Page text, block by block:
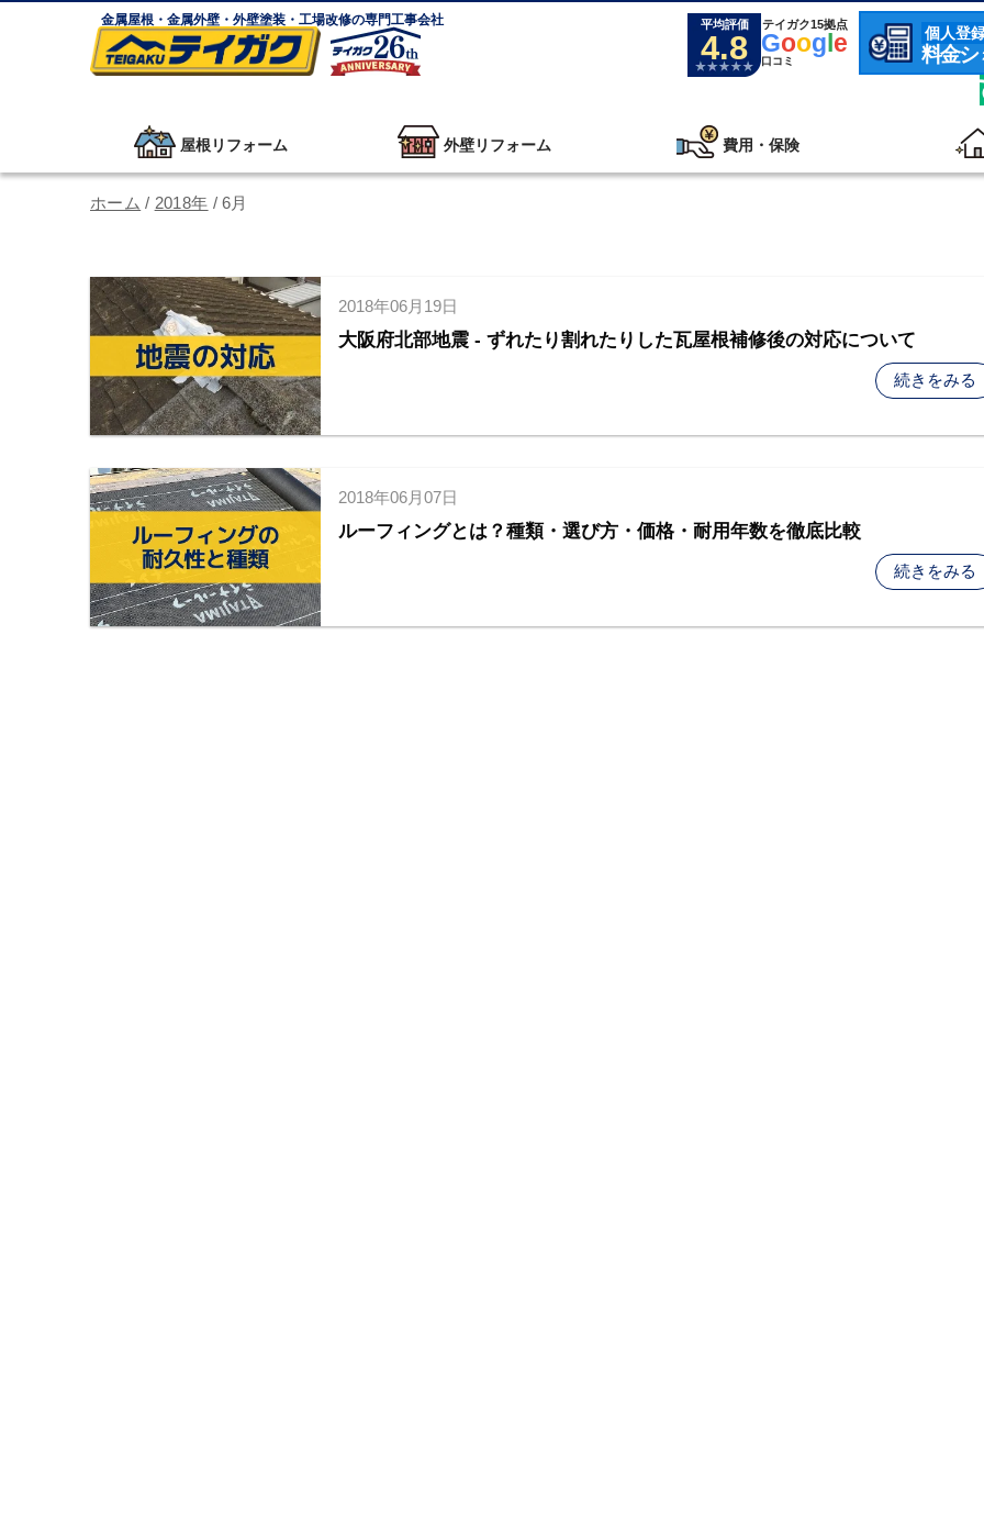
金属屋根・金属外壁・外壁塗装・工場改修の専門工事会社 平均評価
4.8
テイガク15拠点
Google
口コミ
個人登
料金シ
屋根リフォーム 外壁リフォーム 費用・保険
ホーム / 2018年 / 6月
2018年06月19日
大阪府北部地震 - ずれたり割れたりした瓦屋根補修後の対応について
続きをみる
2018年06月07日
ルーフィングとは？種類・選び方・価格・耐用年数を徹底比較
続きをみる